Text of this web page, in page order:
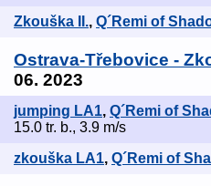
Zkouška II., Q´Remi of
Ostrava-Třebovice -
06. 2023
jumping LA1, Q´Remi of
15.0 tr. b., 3.9 m/s
zkouška LA1, Q´Remi of